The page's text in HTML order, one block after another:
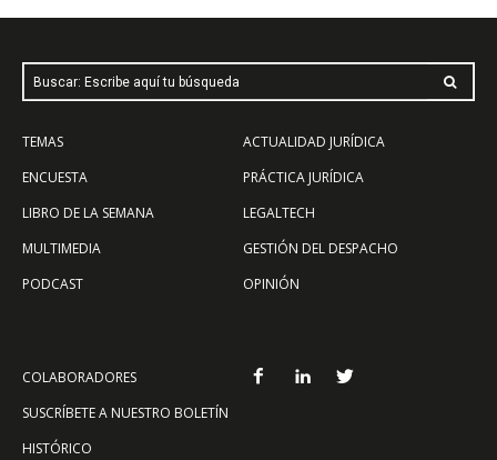
Buscar: Escribe aquí tu búsqueda
TEMAS
ENCUESTA
LIBRO DE LA SEMANA
MULTIMEDIA
PODCAST
ACTUALIDAD JURÍDICA
PRÁCTICA JURÍDICA
LEGALTECH
GESTIÓN DEL DESPACHO
OPINIÓN
COLABORADORES
SUSCRÍBETE A NUESTRO BOLETÍN
HISTÓRICO